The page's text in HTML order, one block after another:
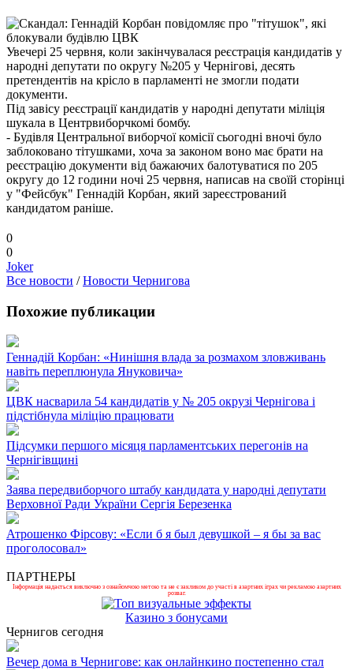
Увечері 25 червня, коли закінчувалася реєстрація кандидатів у
народні депутати по округу №205 у Чернігові, десять
претендентів на крісло в парламенті не змогли подати
документи.
Під завісу реєстрації кандидатів у народні депутати міліція
шукала в Центрвиборчкомі бомбу.
- Будівля Центральної виборчої комісії сьогодні вночі було
заблоковано тітушками, хоча за законом воно має брати на
реєстрацію документи від бажаючих балотуватися по 205
округу до 12 години ночі 25 червня, написав на своїй сторінці
у "Фейсбук" Геннадій Корбан, який зареєстрований
кандидатом раніше.
0
0
Joker
Все новости /Новости Чернигова
Похожие публикации
Геннадій Корбан: «Нинішня влада за розмахом зловживань
навіть переплюнула Януковича»
ЦВК насварила 54 кандидатів у № 205 окрузі Чернігова і
підстібнула міліцію працювати
Підсумки першого місяця парламентських перегонів на
Чернігівщині
Заява передвиборчого штабу кандидата у народні депутати
Верховної Ради України Сергія Березенка
Атрошенко Фірсову: «Если б я был девушкой – я бы за вас
проголосовал»
ПАРТНЕРЫ
Інформація надається виключно з ознайомчою метою та не є закликом до участі в азартних іграх чи рекламою азартних
розваг.
Казино з бонусами
Чернигов сегодня
Вечер дома в Чернигове: как онлайнкино постепенно стал